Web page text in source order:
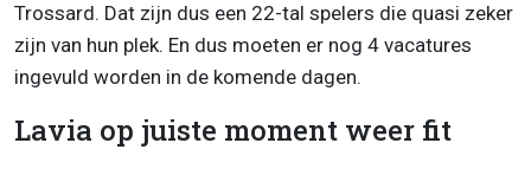
Trossard. Dat zijn dus een 22-tal spelers die quasi zeker
zijn van hun plek. En dus moeten er nog 4 vacatures
ingevuld worden in de komende dagen.
Lavia op juiste moment weer fit